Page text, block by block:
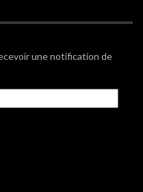
une notification de